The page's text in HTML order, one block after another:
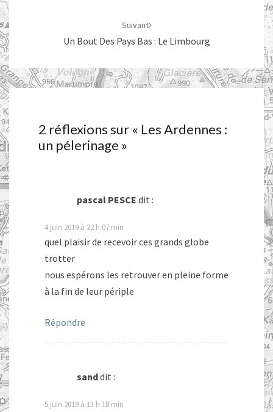
Suivant
Un Bout Des Pays Bas : Le Limbourg
2 réflexions sur « Les Ardennes :
un pélerinage »
pascal PESCE dit :
4 juin 2019 à 22 h 07 min
quel plaisir de recevoir ces grands globe
trotter
nous espérons les retrouver en pleine forme
à la fin de leur périple
Répondre
sanddit :
5 juin 2019 à 13 h 18 min